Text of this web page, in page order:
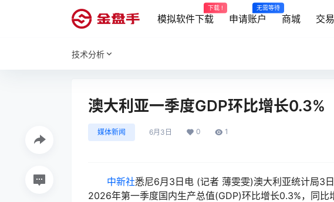
模拟软件下载
下载 !
申请账户
无需等待
商城 交
技术分析
澳大利亚一季度GDP环比增长0.3%
媒体新闻 6月3日 0 1
中新社悉尼6月3日电 (记者 薄雯雯)澳大利亚统计局3
2026年第一季度国内生产总值(GDP)环比增长0.3%，同比